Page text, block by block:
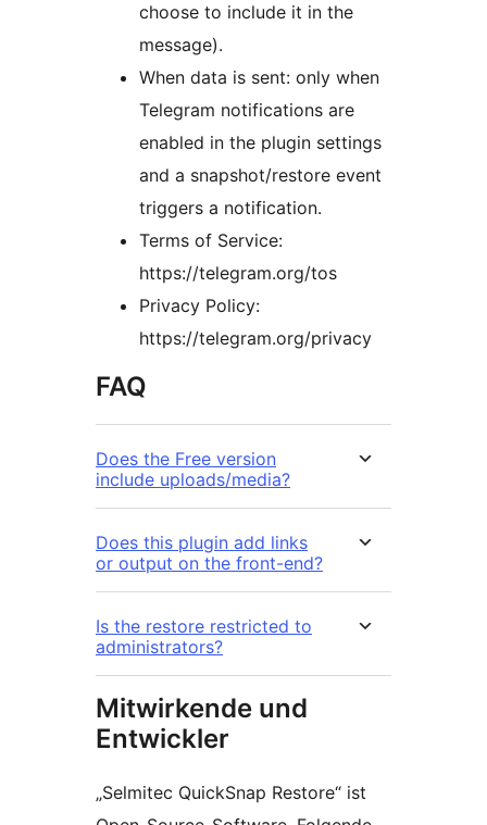
choose to include it in the
message).
When data is sent: only when
Telegram notifications are
enabled in the plugin settings
and a snapshot/restore event
triggers a notification.
Terms of Service:
https://telegram.org/tos
Privacy Policy:
https://telegram.org/privacy
FAQ
Does the Free version
include uploads/media?
Does this plugin add links
or output on the front-end?
Is the restore restricted to
administrators?
Mitwirkende und
Entwickler
„Selmitec QuickSnap Restore“ ist